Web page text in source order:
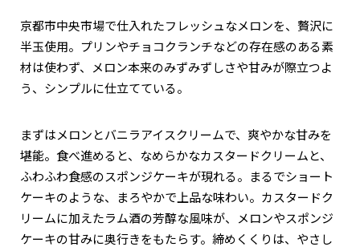
京都市中央市場で仕入れたフレッシュなメロンを、贅沢に
半玉使用。プリンやチョコクランチなどの存在感のある素
材は使わず、メロン本来のみずみずしさや甘みが際立つよ
う、シンプルに仕立てている。
まずはメロンとバニラアイスクリームで、爽やかな甘みを
堪能。食べ進めると、なめらかなカスタードクリームと、
ふわふわ食感のスポンジケーキが現れる。まるでショート
ケーキのような、まろやかで上品な味わい。カスタードク
リームに加えたラム酒の芳醇な風味が、メロンやスポンジ
ケーキの甘みに奥行きをもたらす。締めくくりは、やさし